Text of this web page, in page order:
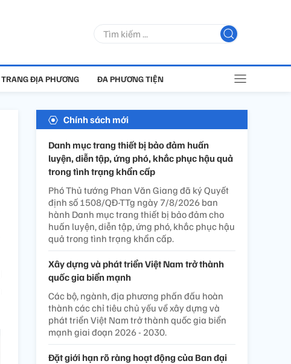
TRANG ĐỊA PHƯƠNG ĐA PHƯƠNG TIỆN
Chính sách mới
Danh mục trang thiết bị bảo đảm huấn
luyện, diễn tập, ứng phó, khắc phục hậu quả
trong tình trạng khẩn cấp
Phó Thủ tướng Phan Văn Giang đã ký Quyết
định số 1508/QĐ-TTg ngày 7/8/2026 ban
hành Danh mục trang thiết bị bảo đảm cho
huấn luyện, diễn tập, ứng phó, khắc phục hậu
quả trong tình trạng khẩn cấp.
Xây dựng và phát triển Việt Nam trở thành
quốc gia biển mạnh
Các bộ, ngành, địa phương phấn đấu hoàn
thành các chỉ tiêu chủ yếu về xây dựng và
phát triển Việt Nam trở thành quốc gia biển
mạnh giai đoạn 2026 - 2030.
Đặt giới hạn rõ ràng hoạt động của Ban đại